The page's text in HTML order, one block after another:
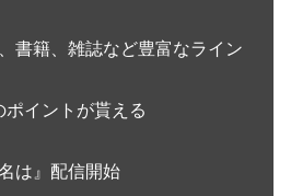
籍、雑誌など豊富なライン
イントが貰える
は』配信開始